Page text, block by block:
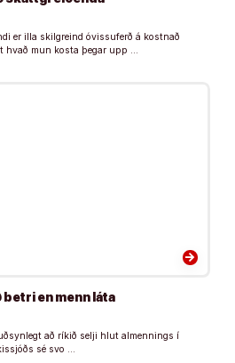
er illa skilgreind óvissuferð á kostnað
hvað mun kosta þegar upp …
arrow_forward
en menn láta
að ríkið selji hlut almennings í
sé svo …